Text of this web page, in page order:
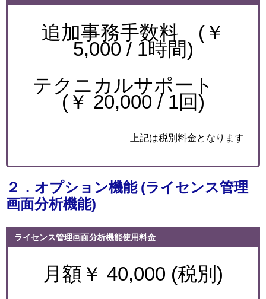
追加事務手数料 (￥
5,000 / 1時間)
テクニカルサポート
(￥ 20,000 / 1回)
上記は税別料金となります
２．オプション機能 (ライセンス管理
画面分析機能)
ライセンス管理画面分析機能使用料金
月額￥ 40,000 (税別)